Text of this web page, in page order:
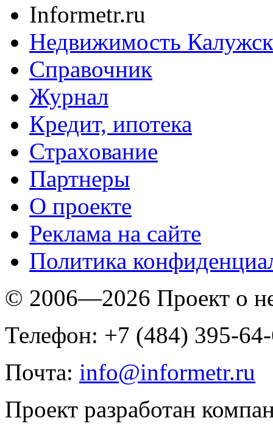
Informetr.ru
Недвижимость
Справочник
Журнал
Кредит, ипотека
Страхование
Партнеры
O проекте
Реклама на сайте
Политика
© 2006—2026 Проект о
Телефон: +7 (484) 395-
Почта: info@informetr.ru
Проект разработан